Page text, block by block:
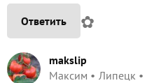
Ответить ✿
makslip
Максим
Липецк